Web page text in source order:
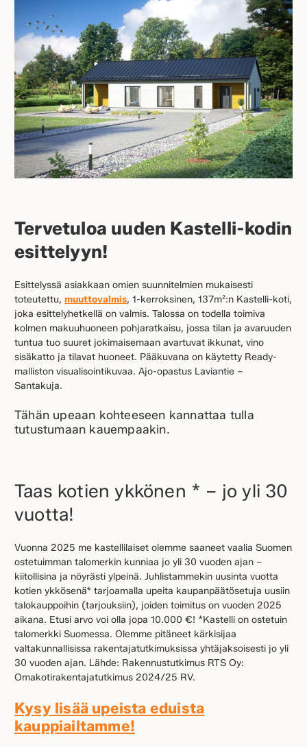
Tervetuloa uuden Kastelli-kodin
esittelyyn!
Esittelyssä asiakkaan omien suunnitelmien mukaisesti
toteutettu, muuttovalmis, 1-kerroksinen, 137m²:n Kastelli-koti,
joka esittelyhetkellä on valmis. Talossa on todella toimiva
kolmen makuuhuoneen pohjaratkaisu, jossa tilan ja avaruuden
tuntua tuo suuret jokimaisemaan avartuvat ikkunat, vino
sisäkatto ja tilavat huoneet. Pääkuvana on käytetty Ready-
malliston visualisointikuvaa. Ajo-opastus Laviantie –
Santakuja.
Tähän upeaan kohteeseen kannattaa tulla
tutustumaan kauempaakin.
Taas kotien ykkönen * – jo yli 30
vuotta!
Vuonna 2025 me kastellilaiset olemme saaneet vaalia Suomen
ostetuimman talomerkin kunniaa jo yli 30 vuoden ajan –
kiitollisina ja nöyrästi ylpeinä. Juhlistammekin uusinta vuotta
kotien ykkösenä* tarjoamalla upeita kaupanpäätösetuja uusiin
talokauppoihin (tarjouksiin), joiden toimitus on vuoden 2025
aikana. Etusi arvo voi olla jopa 10.000 €! *Kastelli on ostetuin
talomerkki Suomessa. Olemme pitäneet kärkisijaa
valtakunnallisissa rakentajatutkimuksissa yhtäjaksoisesti jo yli
30 vuoden ajan. Lähde: Rakennustutkimus RTS Oy:
Omakotirakentajatutkimus 2024/25 RV.
Kysy lisää upeista eduista
kauppiailtamme!